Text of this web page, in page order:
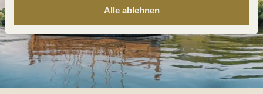
Alle ablehnen